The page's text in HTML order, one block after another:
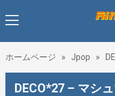
ホームページ » Jpop »
DECO*27 – マシ